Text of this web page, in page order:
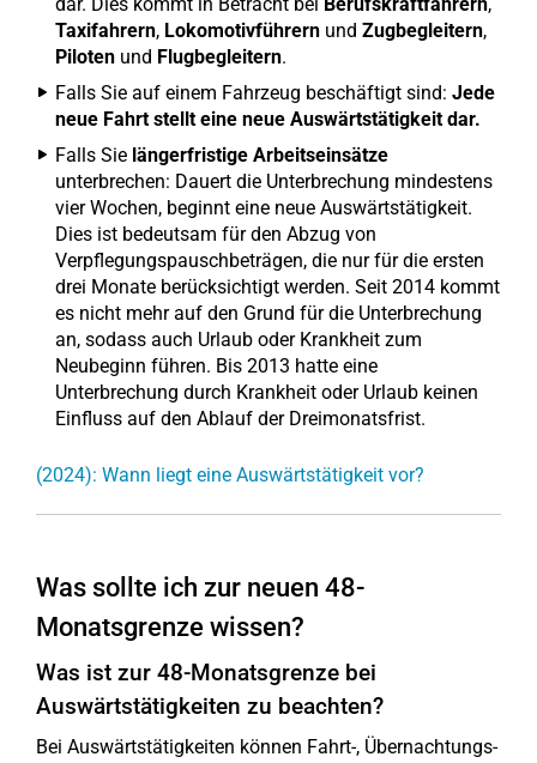
dar. Dies kommt in Betracht bei Berufskraftfahrern,
Taxifahrern, Lokomotivführern und Zugbegleitern,
Piloten und Flugbegleitern.
Falls Sie auf einem Fahrzeug beschäftigt sind: Jede
neue Fahrt stellt eine neue Auswärtstätigkeit dar.
Falls Sie längerfristige Arbeitseinsätze
unterbrechen: Dauert die Unterbrechung mindestens
vier Wochen, beginnt eine neue Auswärtstätigkeit.
Dies ist bedeutsam für den Abzug von
Verpflegungspauschbeträgen, die nur für die ersten
drei Monate berücksichtigt werden. Seit 2014 kommt
es nicht mehr auf den Grund für die Unterbrechung
an, sodass auch Urlaub oder Krankheit zum
Neubeginn führen. Bis 2013 hatte eine
Unterbrechung durch Krankheit oder Urlaub keinen
Einfluss auf den Ablauf der Dreimonatsfrist.
(2024): Wann liegt eine Auswärtstätigkeit vor?
Was sollte ich zur neuen 48-
Monatsgrenze wissen?
Was ist zur 48-Monatsgrenze bei
Auswärtstätigkeiten zu beachten?
Bei Auswärtstätigkeiten können Fahrt-, Übernachtungs-